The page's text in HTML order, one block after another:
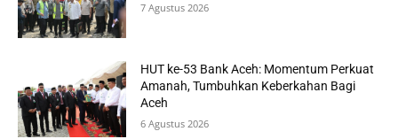
7 Agustus 2026
HUT ke-53 Bank Aceh: Momentum Perkuat
Amanah, Tumbuhkan Keberkahan Bagi
Aceh
6 Agustus 2026